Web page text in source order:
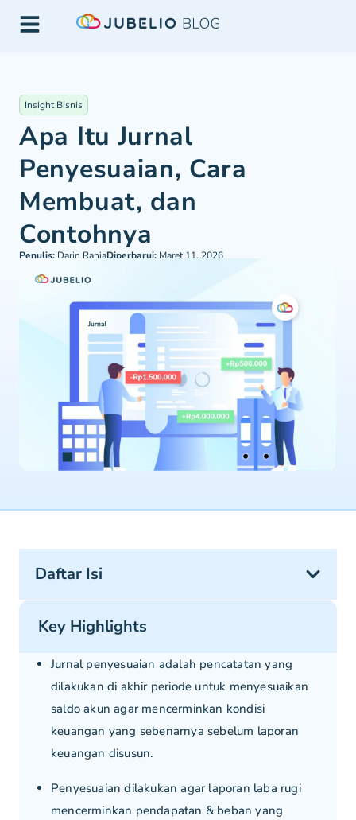
Insight Bisnis
Apa Itu Jurnal
Penyesuaian, Cara
Membuat, dan
Contohnya
Penulis: Darin RaniaDiperbarui: Maret 11, 2026
Key Highlights
Jurnal penyesuaian adalah pencatatan yang
dilakukan di akhir periode untuk menyesuaikan
saldo akun agar mencerminkan kondisi
keuangan yang sebenarnya sebelum laporan
keuangan disusun.
Penyesuaian dilakukan agar laporan laba rugi
mencerminkan pendapatan & beban yang
Daftar Isi